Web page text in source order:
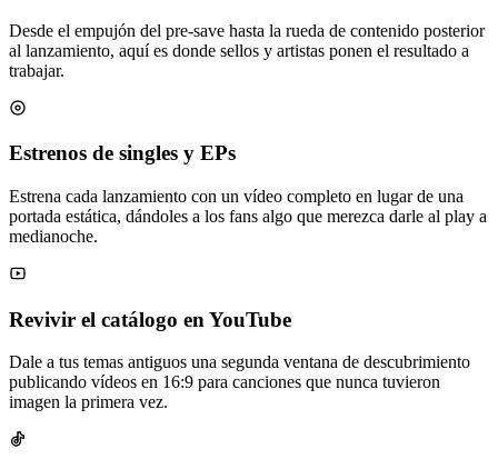
Desde el empujón del pre-save hasta la rueda de contenido posterior
al lanzamiento, aquí es donde sellos y artistas ponen el resultado a
trabajar.
Estrenos de singles y EPs
Estrena cada lanzamiento con un vídeo completo en lugar de una
portada estática, dándoles a los fans algo que merezca darle al play a
medianoche.
Revivir el catálogo en YouTube
Dale a tus temas antiguos una segunda ventana de descubrimiento
publicando vídeos en 16:9 para canciones que nunca tuvieron
imagen la primera vez.